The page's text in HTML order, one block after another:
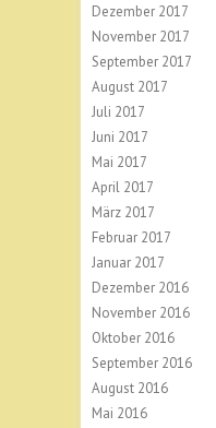
Dezember 2017
November 2017
September 2017
August 2017
Juli 2017
Juni 2017
Mai 2017
April 2017
März 2017
Februar 2017
Januar 2017
Dezember 2016
November 2016
Oktober 2016
September 2016
August 2016
Mai 2016